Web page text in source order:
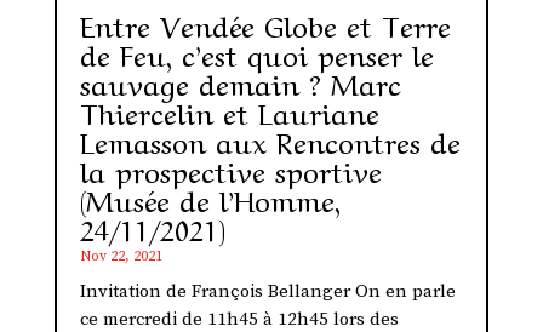
Entre Vendée Globe et Terre
de Feu, c’est quoi penser le
sauvage demain ? Marc
Thiercelin et Lauriane
Lemasson aux Rencontres de
la prospective sportive
(Musée de l’Homme,
24/11/2021)
Nov 22, 2021
Invitation de François Bellanger On en parle
ce mercredi de 11h45 à 12h45 lors des